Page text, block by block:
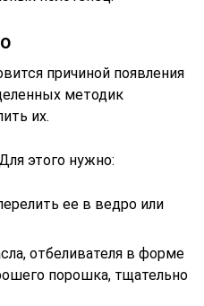
причиной появления
методик
их.
этого нужно:
ее в ведро или
отбеливателя в форме
порошка, тщательно